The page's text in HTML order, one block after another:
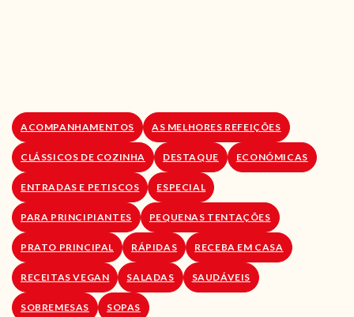
ACOMPANHAMENTOS AS MELHORES REFEIÇÕES
CLÁSSICOS DE COZINHA DESTAQUE ECONÓMICAS
ENTRADAS E PETISCOS ESPECIAL
PARA PRINCIPIANTES PEQUENAS TENTAÇÕES
PRATO PRINCIPAL RÁPIDAS RECEBA EM CASA
RECEITAS VEGAN SALADAS SAUDÁVEIS
SOBREMESAS SOPAS